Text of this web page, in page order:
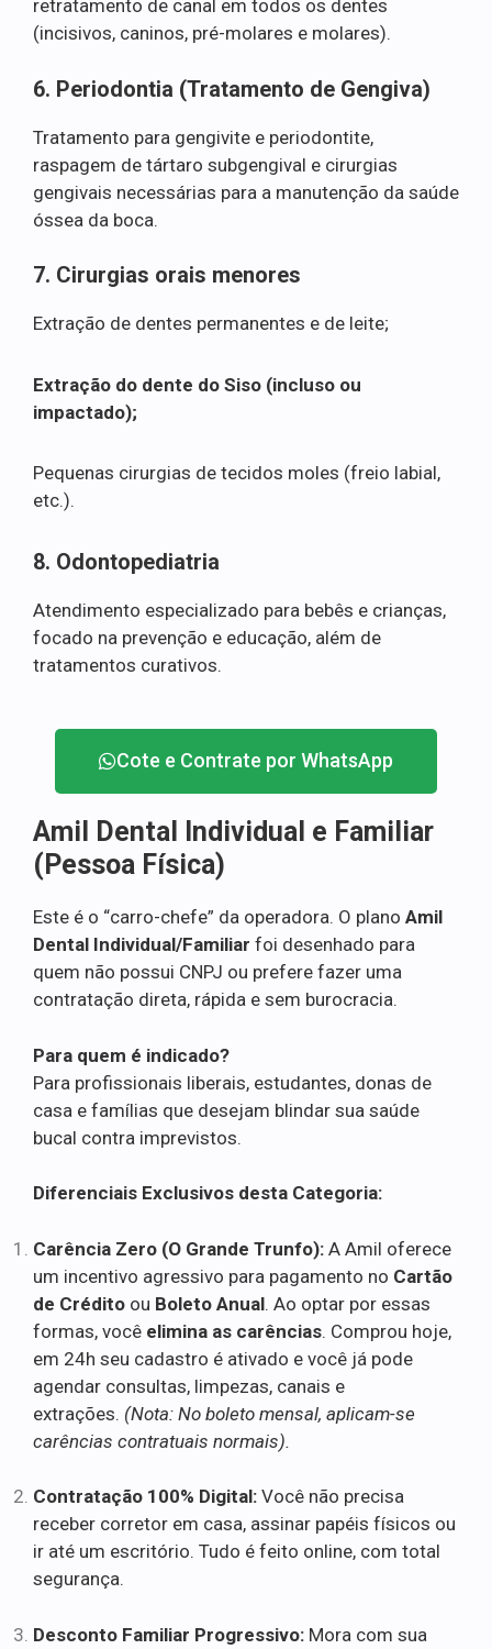
retratamento de canal em todos os dentes
(incisivos, caninos, pré-molares e molares).
6. Periodontia (Tratamento de Gengiva)
Tratamento para gengivite e periodontite,
raspagem de tártaro subgengival e cirurgias
gengivais necessárias para a manutenção da saúde
óssea da boca.
7. Cirurgias orais menores
Extração de dentes permanentes e de leite;
Extração do dente do Siso (incluso ou
impactado);
Pequenas cirurgias de tecidos moles (freio labial,
etc.).
8. Odontopediatria
Atendimento especializado para bebês e crianças,
focado na prevenção e educação, além de
tratamentos curativos.
Cote e Contrate por WhatsApp
Amil Dental Individual e Familiar
(Pessoa Física)
Este é o “carro-chefe” da operadora. O plano Amil
Dental Individual/Familiar foi desenhado para
quem não possui CNPJ ou prefere fazer uma
contratação direta, rápida e sem burocracia.
Para quem é indicado?
Para profissionais liberais, estudantes, donas de
casa e famílias que desejam blindar sua saúde
bucal contra imprevistos.
Diferenciais Exclusivos desta Categoria:
Carência Zero (O Grande Trunfo): A Amil oferece
um incentivo agressivo para pagamento no Cartão
de Crédito ou Boleto Anual. Ao optar por essas
formas, você elimina as carências. Comprou hoje,
em 24h seu cadastro é ativado e você já pode
agendar consultas, limpezas, canais e
extrações. (Nota: No boleto mensal, aplicam-se
carências contratuais normais).
Contratação 100% Digital: Você não precisa
receber corretor em casa, assinar papéis físicos ou
ir até um escritório. Tudo é feito online, com total
segurança.
Desconto Familiar Progressivo: Mora com sua